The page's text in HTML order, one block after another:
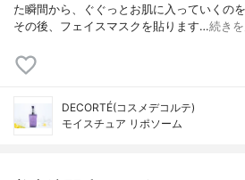
た瞬間から、ぐぐっとお肌に入っていくの
その後、フェイスマスクを貼ります…続き
DECORTÉ(コスメデコルテ)
モイスチュア リポソーム